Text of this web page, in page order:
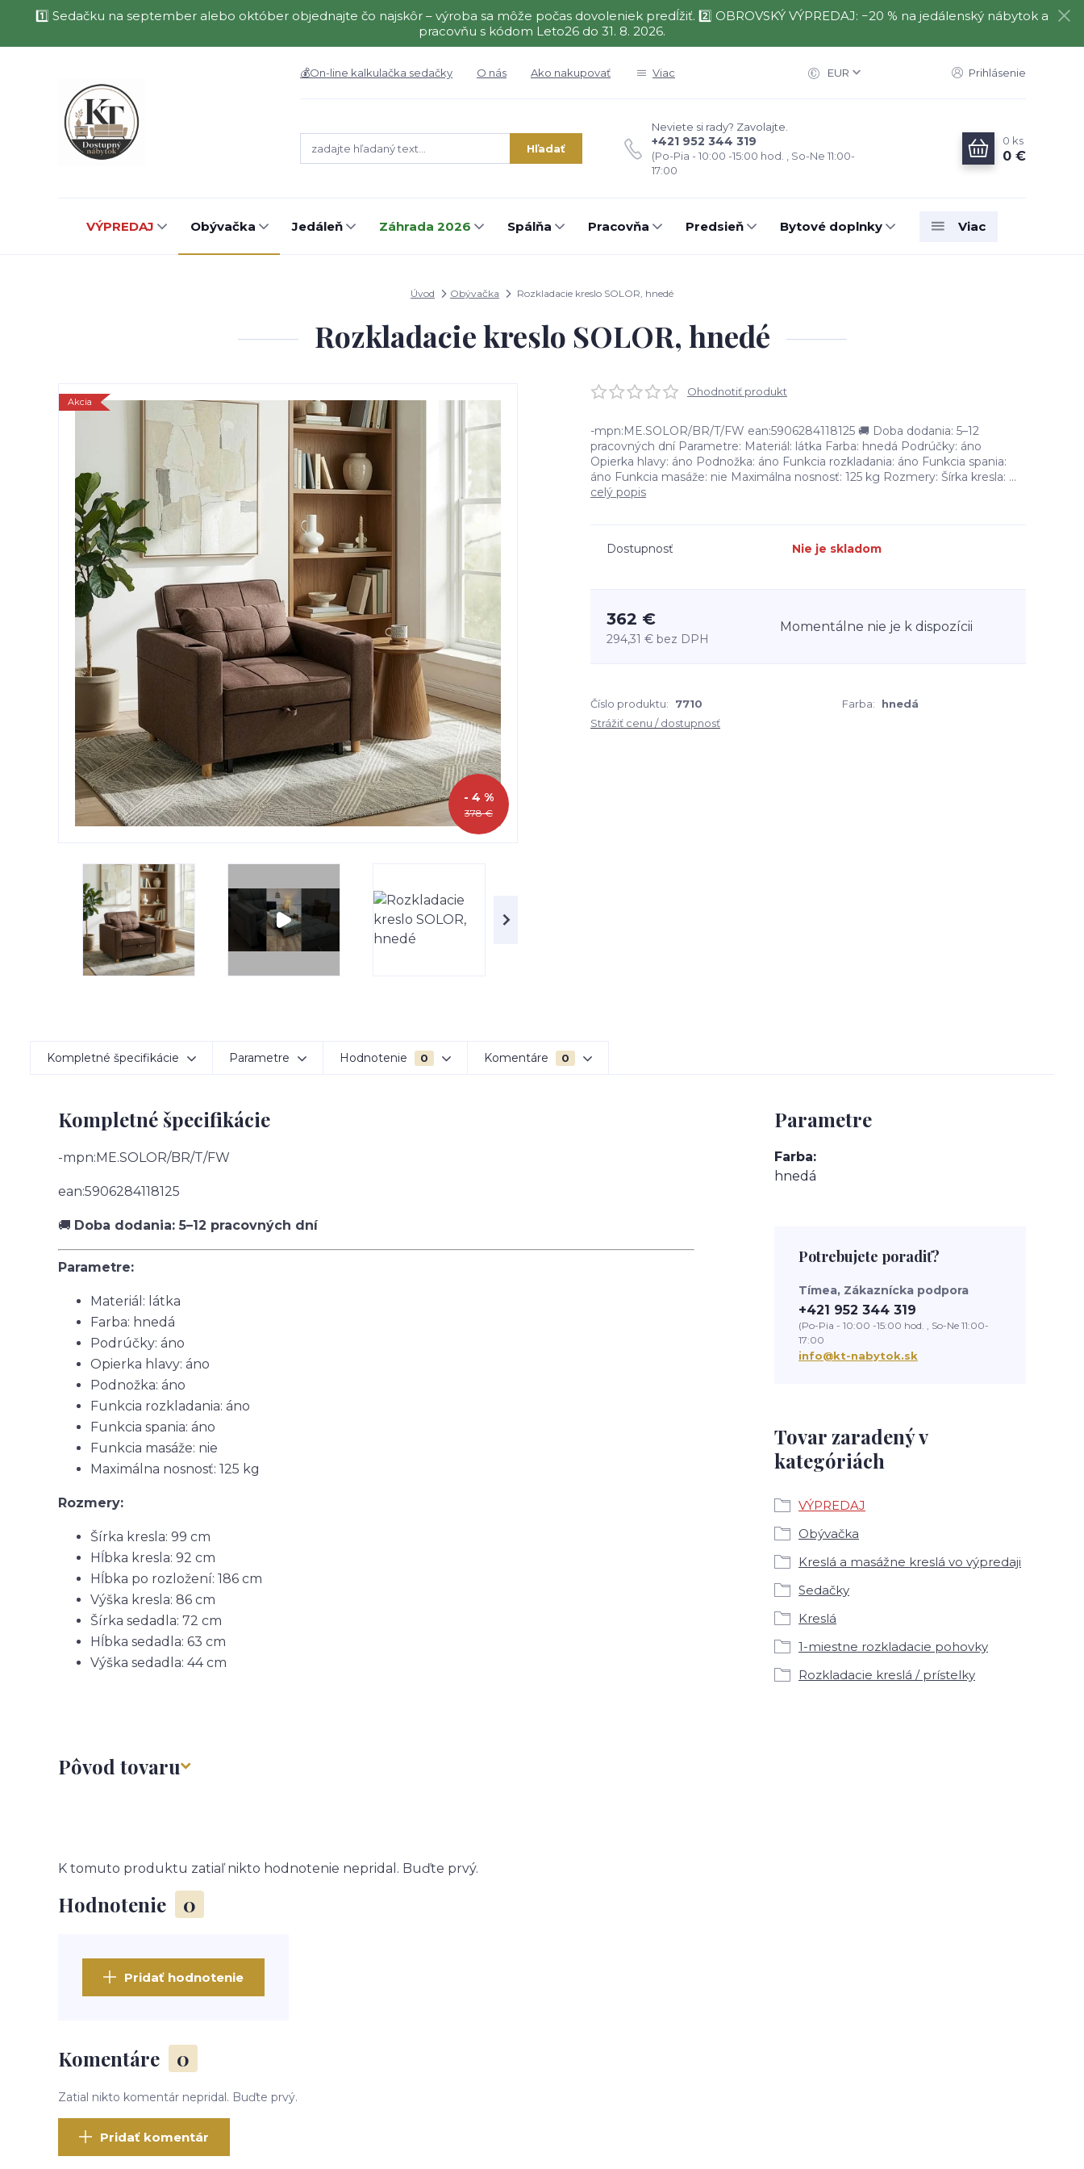
1️⃣ Sedačku na september alebo október objednajte čo najskôr – výroba sa môže počas dovoleniek predĺžiť. 2️⃣ OBROVSKÝ VÝPREDAJ: −20 % na jedálenský nábytok a
pracovňu s kódom Leto26 do 31. 8. 2026.
💰On-line kalkulačka sedačky O nás Ako nakupovať Viac EUR Prihlásenie
Hľadať
Neviete si rady? Zavolajte.
+421 952 344 319
(Po-Pia - 10:00 -15:00 hod. , So-Ne 11:00-
17:00
0 ks
0 €
VÝPREDAJ Obývačka Jedáleň Záhrada 2026 Spálňa Pracovňa Predsieň Bytové doplnky Viac
Úvod Obývačka Rozkladacie kreslo SOLOR, hnedé
Rozkladacie kreslo SOLOR, hnedé
Akcia
378 €
- 4 %
Ohodnotiť produkt
-mpn:ME.SOLOR/BR/T/FW ean:5906284118125 🚚 Doba dodania: 5–12
pracovných dní Parametre: Materiál: látka Farba: hnedá Podrúčky: áno
Opierka hlavy: áno Podnožka: áno Funkcia rozkladania: áno Funkcia spania:
áno Funkcia masáže: nie Maximálna nosnosť: 125 kg Rozmery: Šírka kresla: ...
celý popis
Dostupnosť Nie je skladom
362 €
294,31 € bez DPH
Momentálne nie je k dispozícii
Číslo produktu: 7710 Farba:
hnedá
Strážiť cenu / dostupnosť
Kompletné špecifikácie Parametre Hodnotenie 0 Komentáre 0
Kompletné špecifikácie
-mpn:ME.SOLOR/BR/T/FW
ean:5906284118125
🚚 Doba dodania: 5–12 pracovných dní
Parametre:
Materiál: látka
Farba: hnedá
Podrúčky: áno
Opierka hlavy: áno
Podnožka: áno
Funkcia rozkladania: áno
Funkcia spania: áno
Funkcia masáže: nie
Maximálna nosnosť: 125 kg
Rozmery:
Šírka kresla: 99 cm
Hĺbka kresla: 92 cm
Hĺbka po rozložení: 186 cm
Výška kresla: 86 cm
Šírka sedadla: 72 cm
Hĺbka sedadla: 63 cm
Výška sedadla: 44 cm
Pôvod tovaru
Hodnotenie 0
K tomuto produktu zatiaľ nikto hodnotenie nepridal. Buďte prvý.
Pridať hodnotenie
Komentáre 0
Zatial nikto komentár nepridal. Buďte prvý.
Pridať komentár
Parametre
Farba
hnedá
Tovar zaradený v
kategóriách
VÝPREDAJ
Obývačka
Kreslá a masážne kreslá vo výpredaji
Sedačky
Kreslá
1-miestne rozkladacie pohovky
Rozkladacie kreslá / prístelky
Potrebujete poradiť?
Tímea, Zákaznícka podpora
+421 952 344 319
(Po-Pia - 10:00 -15:00 hod. , So-Ne 11:00-
17:00
info@kt-nabytok.sk